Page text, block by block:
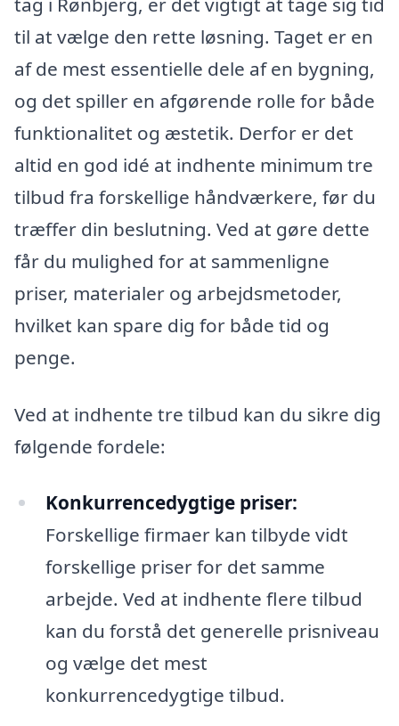
til at vælge den rette løsning. Taget er en
af de mest essentielle dele af en bygning,
og det spiller en afgørende rolle for både
funktionalitet og æstetik. Derfor er det
altid en god idé at indhente minimum tre
tilbud fra forskellige håndværkere, før du
træffer din beslutning. Ved at gøre dette
får du mulighed for at sammenligne
priser, materialer og arbejdsmetoder,
hvilket kan spare dig for både tid og
penge.
Ved at indhente tre tilbud kan du sikre dig
følgende fordele:
Konkurrencedygtige priser:
Forskellige firmaer kan tilbyde vidt
forskellige priser for det samme
arbejde. Ved at indhente flere tilbud
kan du forstå det generelle prisniveau
og vælge det mest
konkurrencedygtige tilbud.